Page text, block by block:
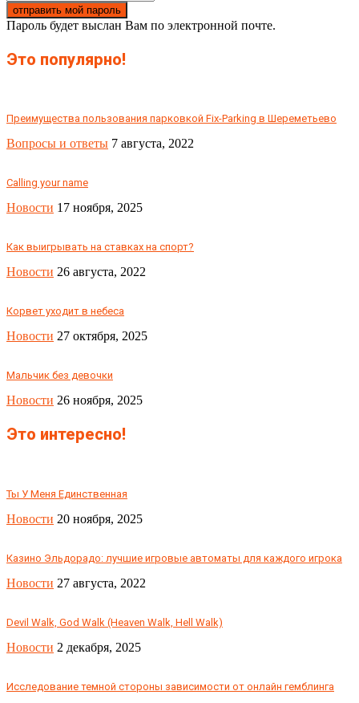
Пароль будет выслан Вам по электронной почте.
Это популярно!
Преимущества пользования парковкой Fix-Parking в Шереметьево
Вопросы и ответы 7 августа, 2022
Calling your name
Новости 17 ноября, 2025
Как выигрывать на ставках на спорт?
Новости 26 августа, 2022
Корвет уходит в небеса
Новости 27 октября, 2025
Мальчик без девочки
Новости 26 ноября, 2025
Это интересно!
Ты У Меня Единственная
Новости 20 ноября, 2025
Казино Эльдорадо: лучшие игровые автоматы для каждого игрока
Новости 27 августа, 2022
Devil Walk, God Walk (Heaven Walk, Hell Walk)
Новости 2 декабря, 2025
Исследование темной стороны зависимости от онлайн гемблинга